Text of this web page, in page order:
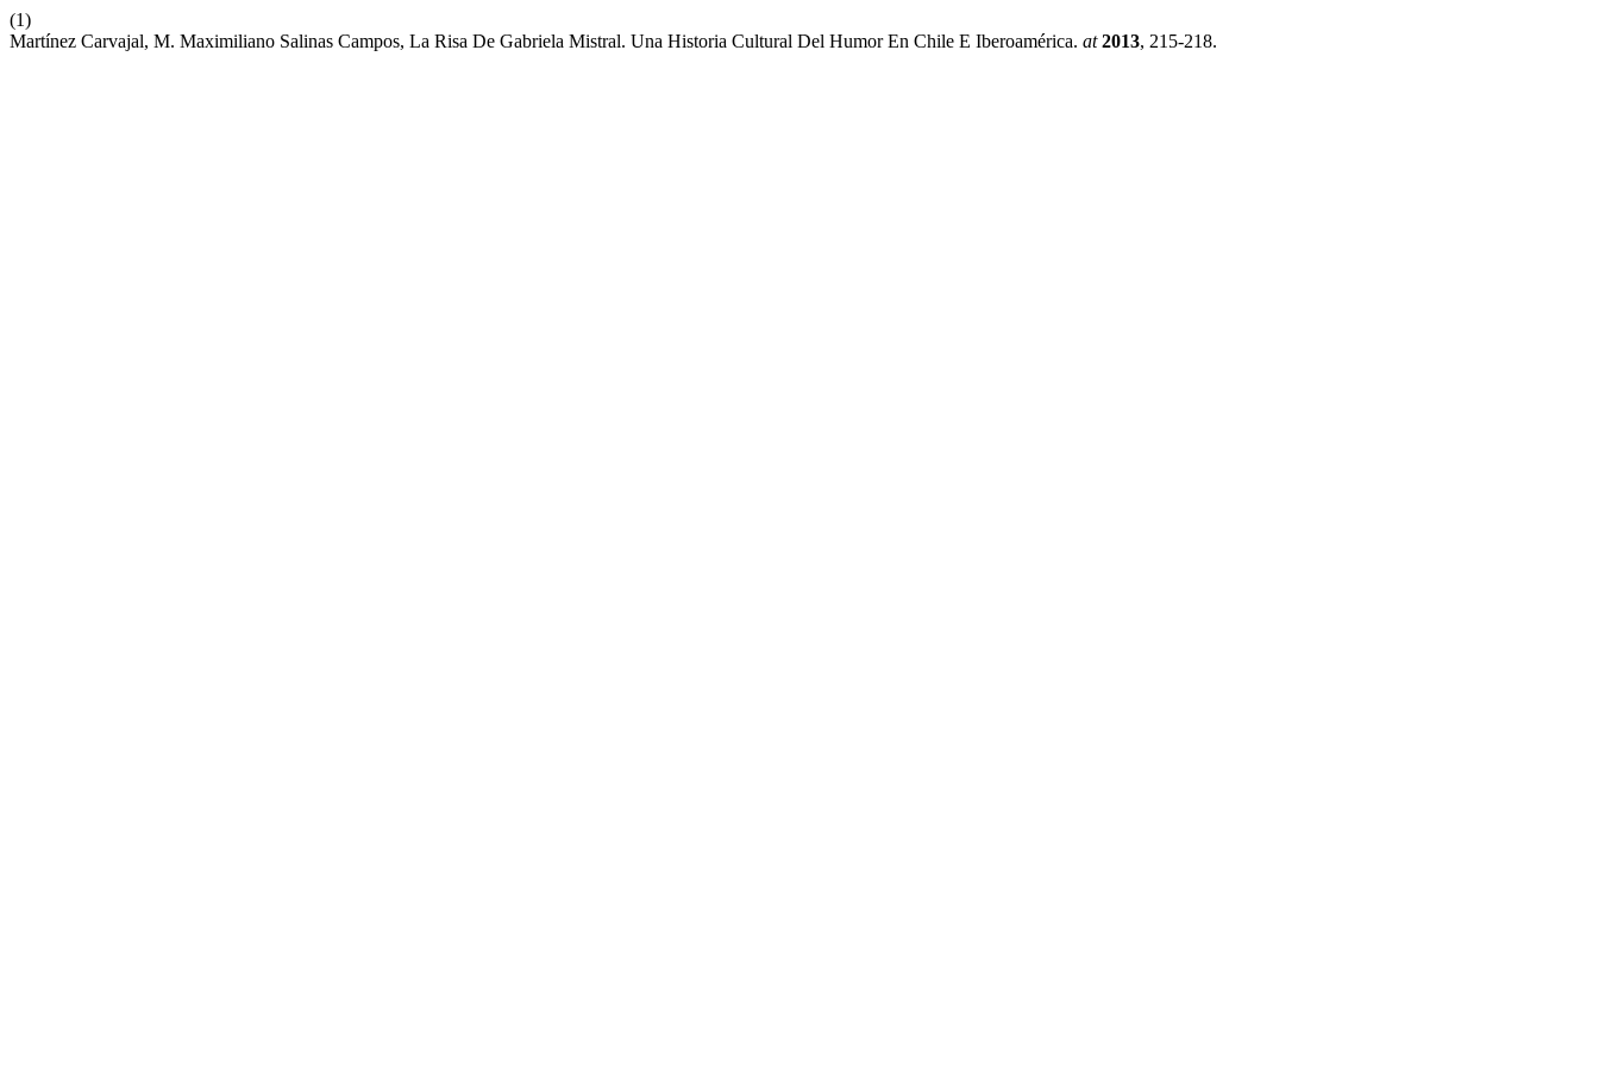
(1)
Martínez Carvajal, M. Maximiliano Salinas Campos, La Risa De Gabriela Mistral. Una Historia Cultural Del Humor En Chile E Iberoamérica. at 2013, 215-218.